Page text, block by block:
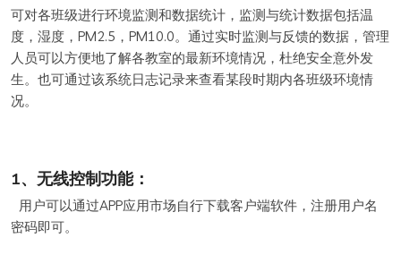
可对各班级进行环境监测和数据统计，监测与统计数据包括温
度，湿度，PM2.5，PM10.0。通过实时监测与反馈的数据，管理
人员可以方便地了解各教室的最新环境情况，杜绝安全意外发
生。也可通过该系统日志记录来查看某段时期内各班级环境情
况。
1、无线控制功能：
用户可以通过APP应用市场自行下载客户端软件，注册用户名
密码即可。